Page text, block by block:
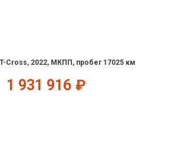
Cross, 2022, МКПП, пробег 17025 км
1 931 916 ₽